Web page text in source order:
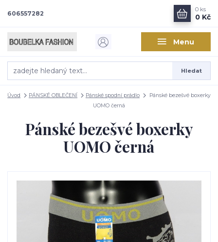
Menu
Hledat
606557282
0 ks
0 Kč
Úvod PÁNSKÉ OBLEČENÍ Pánské spodní prádlo
Pánské bezešvé boxerky
UOMO černá
Pánské bezešvé boxerky
UOMO černá